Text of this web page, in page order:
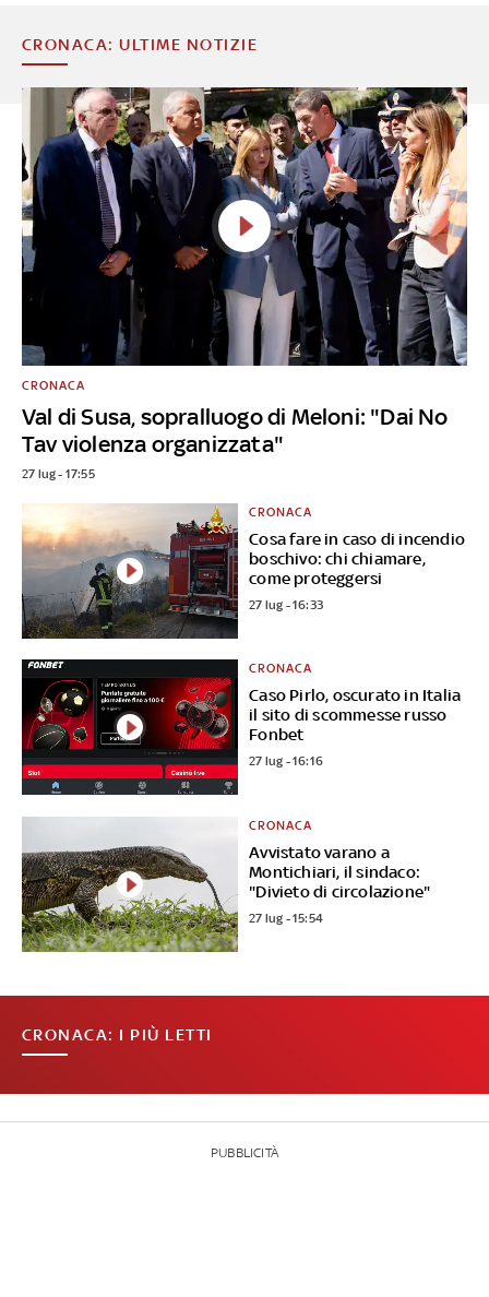
CRONACA: ULTIME NOTIZIE
Val di Susa, sopralluogo di Meloni: "Dai No
Tav violenza organizzata"
CRONACA
27 lug - 17:55
Cosa fare in caso di incendio
boschivo: chi chiamare,
come proteggersi
CRONACA
27 lug - 16:33
Caso Pirlo, oscurato in Italia
il sito di scommesse russo
Fonbet
CRONACA
27 lug - 16:16
Avvistato varano a
Montichiari, il sindaco:
"Divieto di circolazione"
CRONACA
27 lug - 15:54
CRONACA: I PIÙ LETTI
PUBBLICITÀ